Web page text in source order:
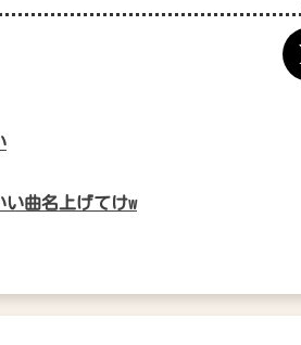
曲名上げてけw